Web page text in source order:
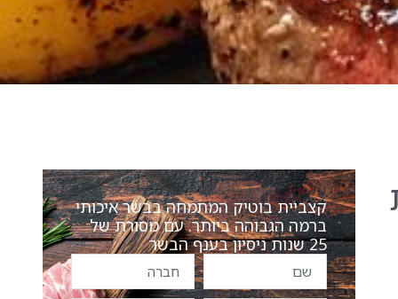
קצביית בוטיק המתמחה בבשר איכותי
ברמה הגבוהה ביותר. עם מסורת של
25 שנות ניסיון בענף הבשר